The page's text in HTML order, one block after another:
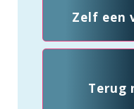
Zelf een
Terug